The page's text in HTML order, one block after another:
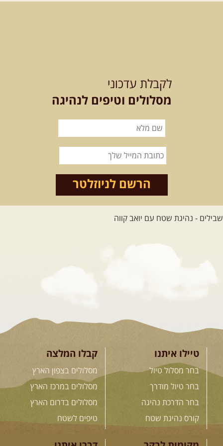
מסעות בעולם
קירגיסטאן – בעקבות הנוודים,
והמרגשות בעולם. קירגיסטאן היא לא ...
26.08-02.09.2026 - גאורגיה,
המגדלים של הקווקז
הקווקז הגבוה מחכה לכם: נתיבי שטח
מרהיבים, פסגות מושלגות, אירוח ...
[המשך]
בין רכס הקווקז הנמוך לגבוה, בין נהרות
שוצפים למעברי הרים ...
לכל המסעות בעולם
. הדרכות נהיגה .
לקבלת עדכוני
מסלולים וטיפים לנהיגה
הרשם לניוזלטר
טיילו איתנו
בחר מסלול טיול
בחר טיול מודרך
בחר הדרכת נהיגה
קורס נהיגת שטח
קבלו המלצה
מסלולים בצפון הארץ
מסלולים במרכז הארץ
מסלולים בדרום הארץ
טיפים לשטח